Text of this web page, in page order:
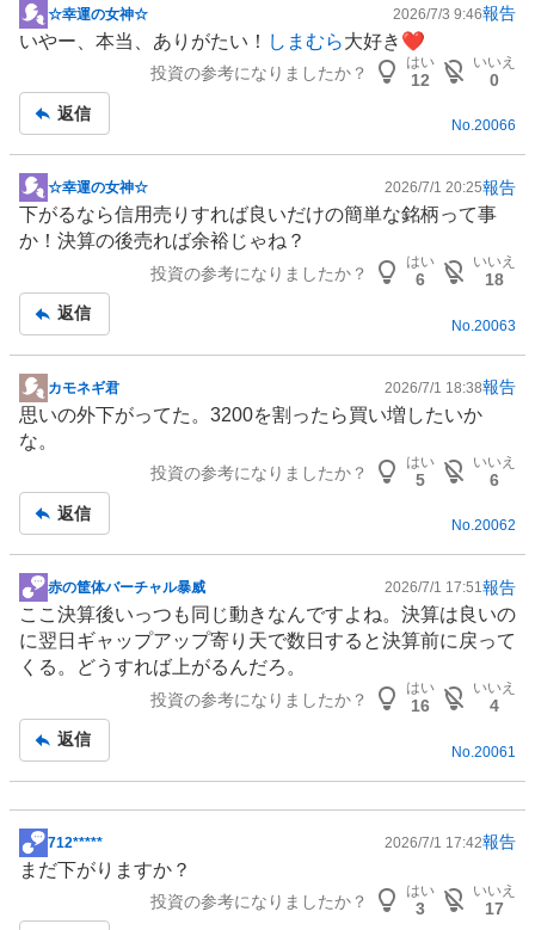
掲
示
事
☆幸運の女神☆ 2026/7/3 9:46報告
いやー、本当、ありがたい！ しまむら大好き❤
投資の参考になりましたか？
はい
12
いいえ
0
返信
No.20066
掲
示
板
☆幸運の女神☆ 2026/7/1 20:25報告
下がるなら信用売りすれば良いだけの簡単な銘柄って事
か！決算の後売れば余裕じゃね？
投資の参考になりましたか？
はい
6
いいえ
18
返信
No. 20063
掲
示
板
カモネギ君 2026/7/1 18:38報告
思いの外下がってた。3200を割ったら買い増したいか
な。
投資の参考になりましたか？
はい
5
いいえ
6
返信
No.20062
掲
示
板
記
赤の筐体バーチャル暴威 2026/7/1 17:51報告
ここ決算後いっつも同じ動きなんですよね。決算は良いの
に翌日ギャップアップ寄り天で数日すると決算前に戻って
くる。どうすれば上がるんだろ。
投資の参考になりましたか？
はい
16
いいえ
4
返信
No. 20061
掲
示
712***** 2026/7/1 17:42報告
まだ下がりますか？
投資の参考になりましたか？
はい
3
いいえ
17